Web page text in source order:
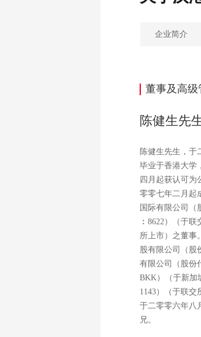
企业简介
董事及高
陈健生先
陈健生先生，于
毕业于香港大学
四月起获认可为
零零七年二月起
国际有限公司（
︰8622）（于
所上市）之董事
股有限公司（股
有限公司（股份
BKK）（于新加
1143）（于联
于二零零六年八
兄。